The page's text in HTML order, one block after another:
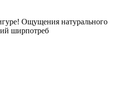
Ощущения натурального
ширпотреб